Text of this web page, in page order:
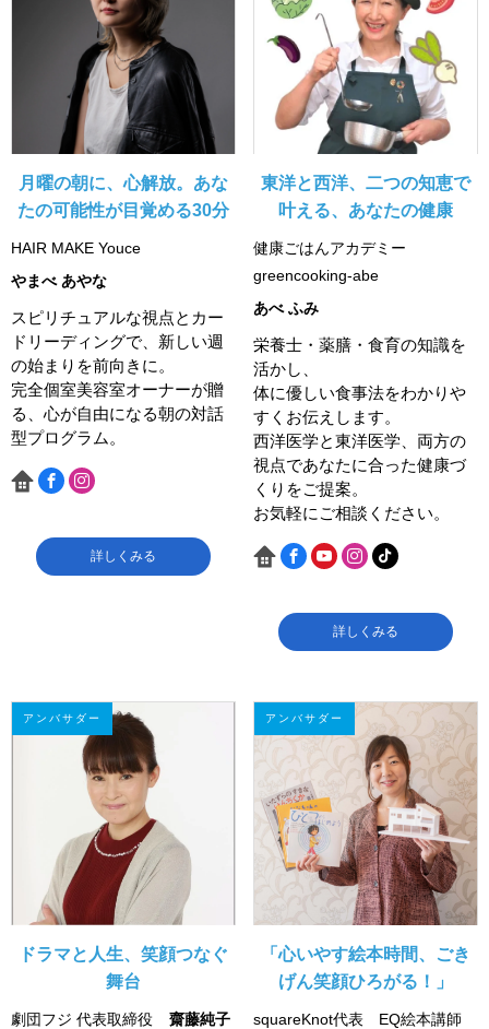
月曜の朝に、心解放。あな
たの可能性が目覚める30分
HAIR MAKE Youce
やまべ あやな
スピリチュアルな視点とカー
ドリーディングで、新しい週
の始まりを前向きに。
完全個室美容室オーナーが贈
る、心が自由になる朝の対話
型プログラム。
詳しくみる
東洋と西洋、二つの知恵で
叶える、あなたの健康
健康ごはんアカデミー
greencooking-abe
あべ ふみ
栄養士・薬膳・食育の知識を
活かし、
体に優しい食事法をわかりや
すくお伝えします。
西洋医学と東洋医学、両方の
視点であなたに合った健康づ
くりをご提案。
お気軽にご相談ください。
詳しくみる
アンバサダー
ドラマと人生、笑顔つなぐ
舞台
劇団フジ 代表取締役 齋藤純子
アンバサダー
「心いやす絵本時間、ごき
げん笑顔ひろがる！」
squareKnot代表 EQ絵本講師